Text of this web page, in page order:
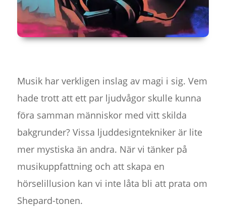
Musik har verkligen inslag av magi i sig. Vem
hade trott att ett par ljudvågor skulle kunna
föra samman människor med vitt skilda
bakgrunder? Vissa ljuddesigntekniker är lite
mer mystiska än andra. När vi tänker på
musikuppfattning och att skapa en
hörselillusion kan vi inte låta bli att prata om
Shepard-tonen.